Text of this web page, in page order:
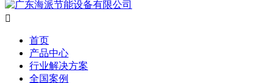

首页
产品中心
行业解决方案
全国案例